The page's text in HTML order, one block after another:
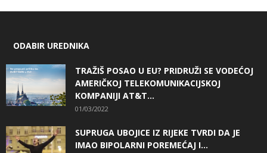
ODABIR UREDNIKA
TRAŽIŠ POSAO U EU? PRIDRUŽI SE VODEĆOJ
AMERIČKOJ TELEKOMUNIKACIJSKOJ
KOMPANIJI AT&T...
01/03/2022
SUPRUGA UBOJICE IZ RIJEKE TVRDI DA JE
IMAO BIPOLARNI POREMEĆAJ I...